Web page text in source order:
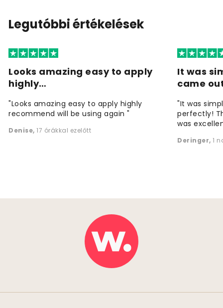
Legutóbbi értékelések
Looks amazing easy to apply
highly…
"Looks amazing easy to apply highly
recommend will be using again "
Denise, 17 órákkal ezelőtt
It was
came
"It was
perfectly!
was
Deringer, 1